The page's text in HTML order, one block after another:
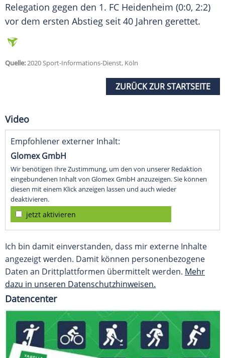
Relegation gegen den 1. FC Heidenheim (0:0, 2:2)
vor dem ersten Abstieg seit 40 Jahren gerettet.
Quelle:2020 Sport-Informations-Dienst, Köln
ZURÜCK ZUR STARTSEITE
Video
Empfohlener externer Inhalt:
Glomex GmbH
Wir benötigen Ihre Zustimmung, um den von unserer Redaktion
eingebundenen Inhalt von Glomex GmbH anzuzeigen. Sie können
diesen mit einem Klick anzeigen lassen und auch wieder
deaktivieren.
jetzt aktivieren
Ich bin damit einverstanden, dass mir externe Inhalte
angezeigt werden. Damit können personenbezogene
Daten an Drittplattformen übermittelt werden. Mehr
dazu in unseren Datenschutzhinweisen.
Datencenter